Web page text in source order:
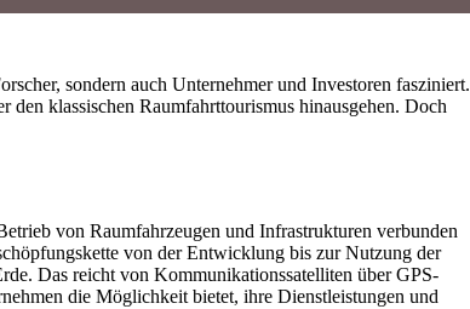
sondern auch Unternehmer und Investoren fasziniert.
klassischen Raumfahrttourismus hinausgehen. Doch
von Raumfahrzeugen und Infrastrukturen verbunden
von der Entwicklung bis zur Nutzung der
Das reicht von Kommunikationssatelliten über GPS-
die Möglichkeit bietet, ihre Dienstleistungen und